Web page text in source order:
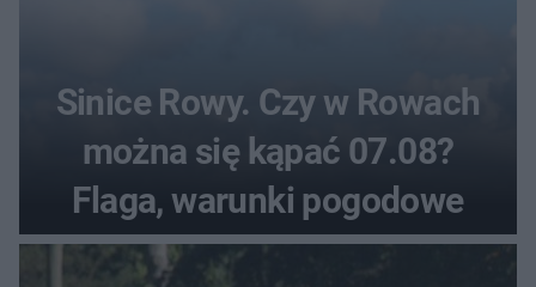
Sinice Rowy. Czy w Rowach
można się kąpać 07.08?
Flaga, warunki pogodowe